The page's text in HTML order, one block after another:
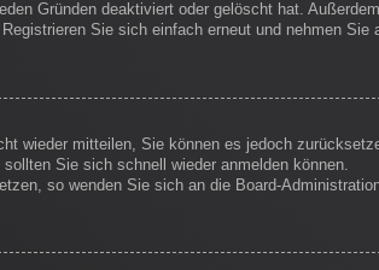
Gründen deaktiviert oder gelöscht hat.
Sie sich einfach erneut und nehmen
wieder mitteilen, Sie können es jedoch
Sie sich schnell wieder anmelden können.
so wenden Sie sich an die Board-